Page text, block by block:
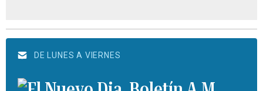
DE LUNES A VIERNES